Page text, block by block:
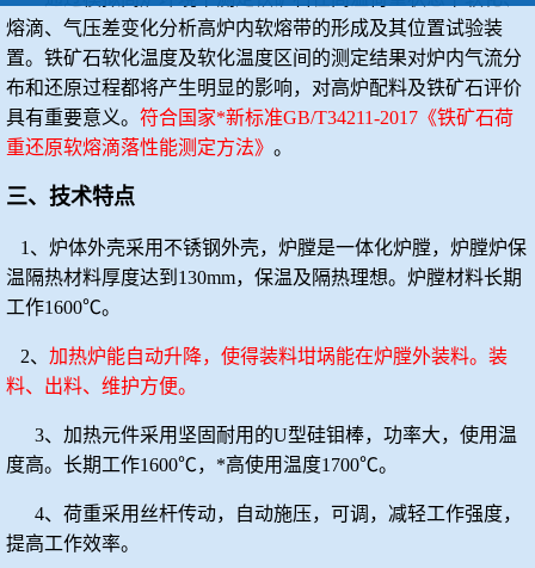
熔滴、气压差变化分析高炉内软熔带的形成及其位置试验装
置。铁矿石软化温度及软化温度区间的测定结果对炉内气流分
布和还原过程都将产生明显的影响，对高炉配料及铁矿石评价
具有重要意义。 符合国家*新标准GB/T34211-2017《铁矿石荷
重还原软熔滴落性能测定方法》 。
三、技术特点
1、炉体外壳采用不锈钢外壳，炉膛是一体化炉膛，炉膛炉保
温隔热材料厚度达到130mm，保温及隔热理想。炉膛材料长期
工作1600℃。
2、 加热炉能自动升降，使得装料坩埚能在炉膛外装料。装
料、出料、维护方便。
3、加热元件采用坚固耐用的U型硅钼棒，功率大，使用温
度高。长期工作1600℃，*高使用温度1700℃。
4、荷重采用丝杆传动，自动施压，可调，减轻工作强度，
提高工作效率。